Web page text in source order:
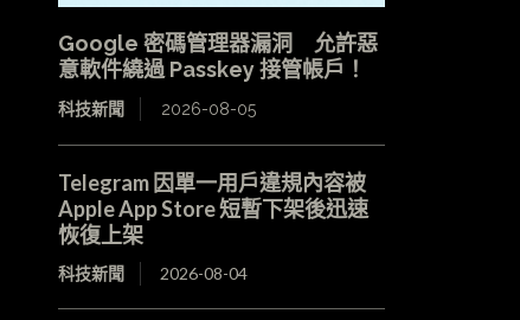
Google 密碼管理器漏洞 允許惡
意軟件繞過 Passkey 接管帳戶！
科技新聞 2026-08-05
Telegram 因單一用戶違規內容被
Apple App Store 短暫下架後迅速
恢復上架
科技新聞 2026-08-04